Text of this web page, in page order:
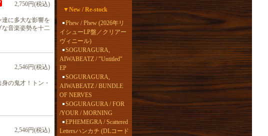
2,750円(税込)
に多大な影響を
音楽姿勢を十二
2,546円(税込)
の鬼才！トン・
2,546円(税込)
▼New / Re-stock
Phew / Phew (2026年リ
イシューLP盤／クリアー
ヴィニール)
SOGURAGURA,
AIWABEATZ / "Untitled"
EP
SOGURAGURA,
AIWABEATZ / BUNDLE
OF NERVES
SOGURAGURA / FOR
/YOUR / MORNING
EPHEMEGRA / Scattered
Lettersハンカチ (DLコード